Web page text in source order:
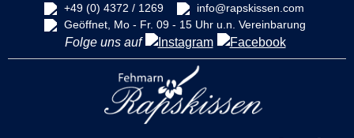
springen
+49 (0) 4372 / 1269
info@rapskissen.com
Geöffnet, Mo - Fr. 09 - 15 Uhr u.n. Vereinbarung
Folge uns auf